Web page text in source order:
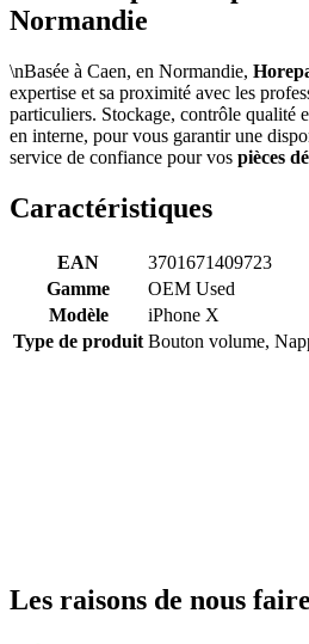
Normandie
\nBasée à Caen, en Normandie,
expertise et sa proximité avec les
particuliers. Stockage, contrôle qualité
en interne, pour vous garantir une
service de confiance pour vos pièces
Caractéristiques
EAN
3701671409723
Gamme
OEM Used
Modèle
iPhone X
Type de produit Bouton volume,
Les raisons de nous